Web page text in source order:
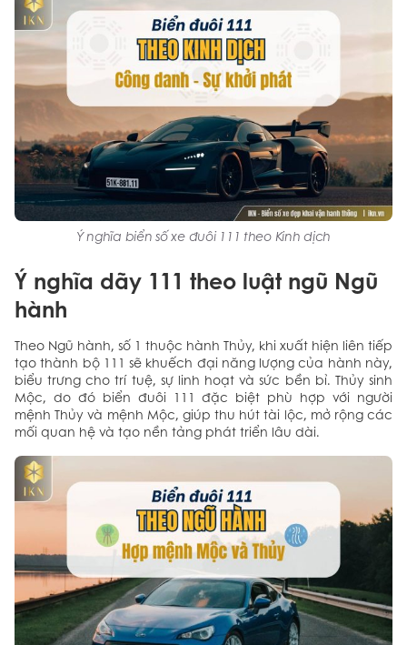
Ý nghĩa biển số xe đuôi 111 theo Kinh dịch
Ý nghĩa dãy 111 theo luật ngũ Ngũ
hành
Theo Ngũ hành, số 1 thuộc hành Thủy, khi xuất hiện liên tiếp
tạo thành bộ 111 sẽ khuếch đại năng lượng của hành này,
biểu trưng cho trí tuệ, sự linh hoạt và sức bền bỉ. Thủy sinh
Mộc, do đó biển đuôi 111 đặc biệt phù hợp với người
mệnh Thủy và mệnh Mộc, giúp thu hút tài lộc, mở rộng các
mối quan hệ và tạo nền tảng phát triển lâu dài.